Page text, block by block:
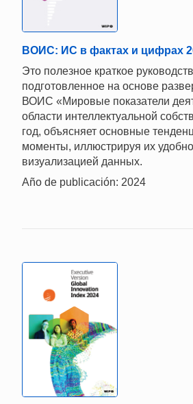
ВОИС: ИС в фактах и цифрах
Это полезное краткое
подготовленное на основе
ВОИС «Мировые показатели
области интеллектуальной
год, объясняет основные
моменты, иллюстрируя их
визуализацией данных.
Año de publicación: 2024